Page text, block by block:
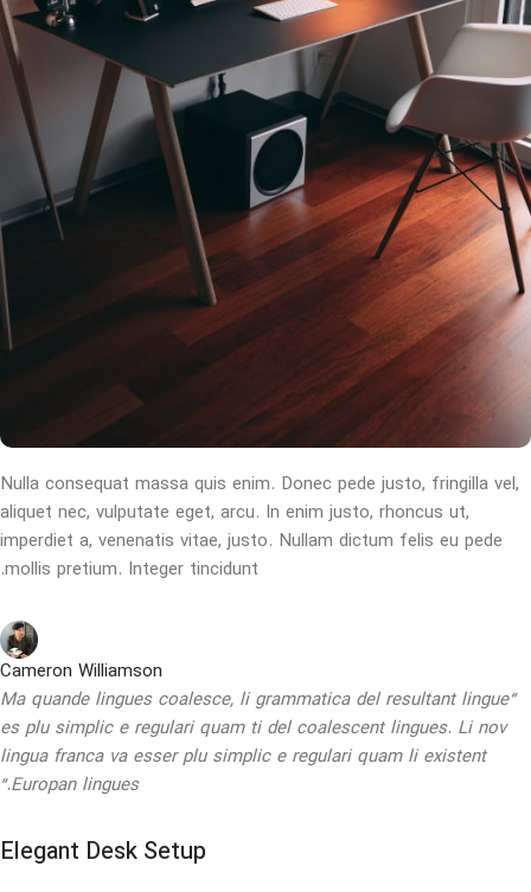
Nulla consequat massa quis enim. Donec pede justo, fringilla vel,
aliquet nec, vulputate eget, arcu. In enim justo, rhoncus ut,
imperdiet a, venenatis vitae, justo. Nullam dictum felis eu pede
mollis pretium. Integer tincidunt.
Cameron Williamson
“Ma quande lingues coalesce, li grammatica del resultant lingue
es plu simplic e regulari quam ti del coalescent lingues. Li nov
lingua franca va esser plu simplic e regulari quam li existent
Europan lingues.”
Elegant Desk Setup